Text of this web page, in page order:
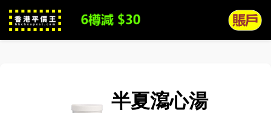
半夏瀉心湯